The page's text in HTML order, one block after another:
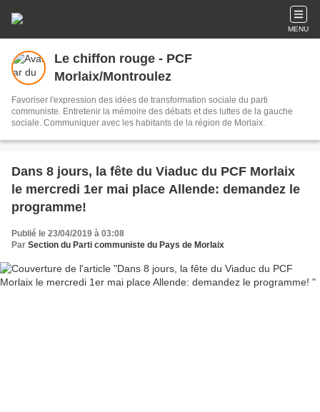
MENU
Le chiffon rouge - PCF
Morlaix/Montroulez
Favoriser l'expression des idées de transformation sociale du parti
communiste. Entretenir la mémoire des débats et des luttes de la gauche
sociale. Communiquer avec les habitants de la région de Morlaix.
Dans 8 jours, la fête du Viaduc du PCF Morlaix
le mercredi 1er mai place Allende: demandez le
programme!
Publié le 23/04/2019 à 03:08
Par Section du Parti communiste du Pays de Morlaix